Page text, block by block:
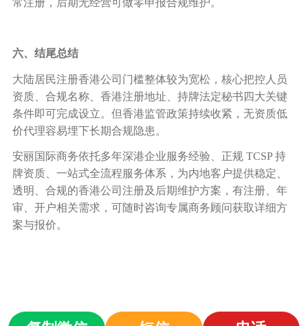
六、结尾总结
大陆居民注册香港公司门槛整体较为宽松，核心把控人员
资质、合规名称、香港注册地址、持牌法定秘书四大关键
条件即可完成设立。但香港监管政策持续收紧，无资质低
价代理容易埋下长期合规隐患。
安丽国际商务依托多年深港企业服务经验、正规TCSP 持
牌资质、一站式全流程服务体系，为内地客户提供稳定、
透明、合规的香港公司注册及后期维护方案，有注册、年
审、开户相关需求，可随时咨询专属商务顾问获取详细方
案与报价。